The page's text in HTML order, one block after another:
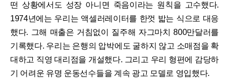
떤 상황에서도 성장 아니면 죽음이라는 원칙을 고수했다.
1974년에는 우리는 액셀러레이터를 한껏 밟는 식으로 대응
했다. 그해 매출은 거침없이 질주해 자그마치 800만달러를
기록했다. 우리는 은행의 압박에도 굴하지 않고 소매점을 확
대하고 직영 대리점을 개설했다. 그리고 우리 형편에 감당하
기 어려운 유명 운동선수들을 계속 광고 모델로 영입했다.